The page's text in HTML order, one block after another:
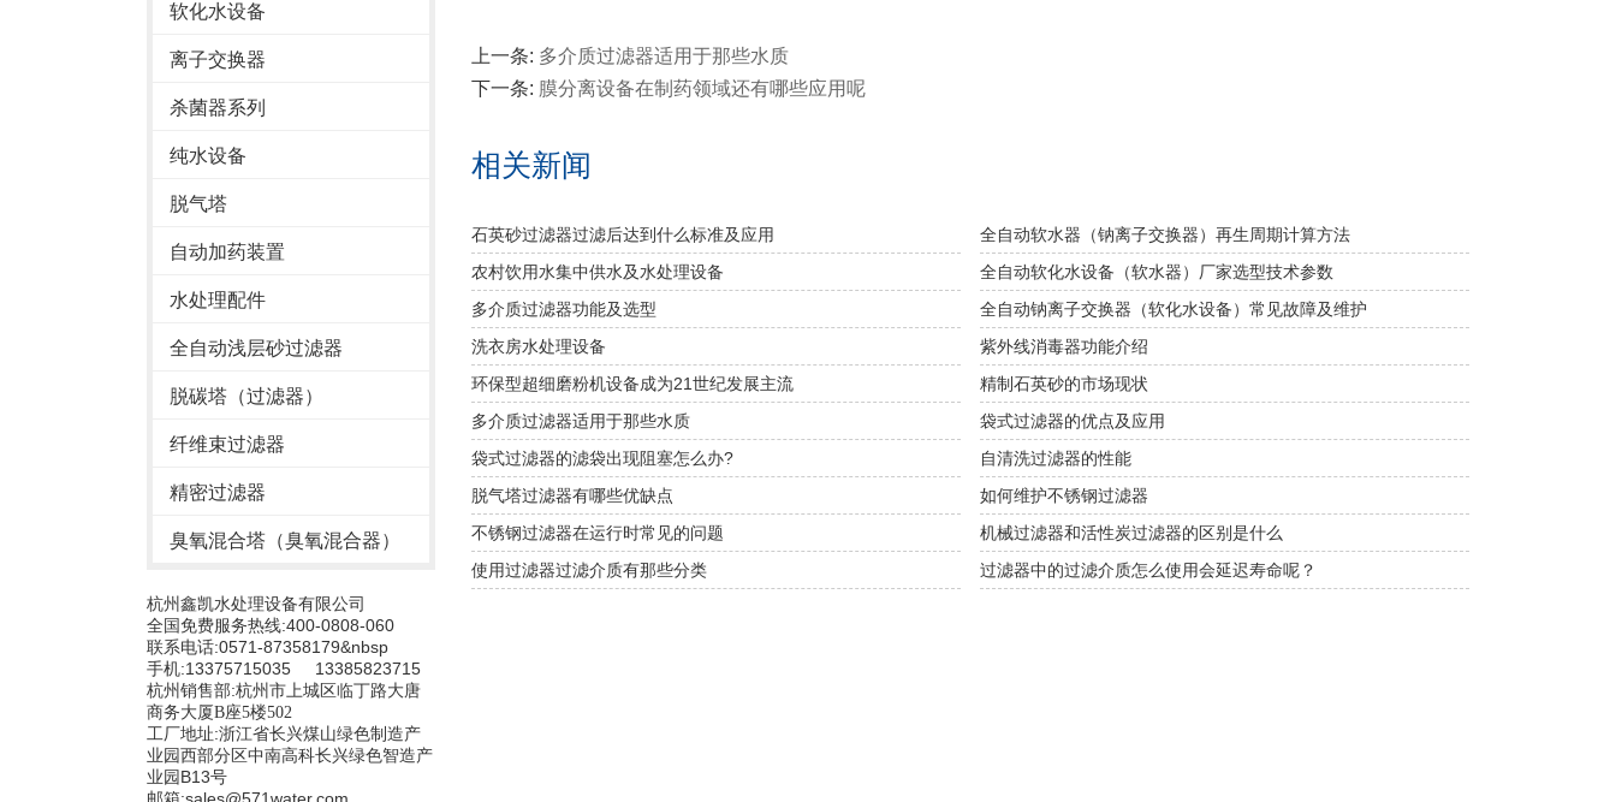
软化水设备
离子交换器
杀菌器系列
纯水设备
脱气塔
自动加药装置
水处理配件
全自动浅层砂过滤器
脱碳塔（过滤器）
纤维束过滤器
精密过滤器
臭氧混合塔（臭氧混合器）
杭州鑫凯水处理设备有限公司
全国免费服务热线:400-0808-060
联系电话:0571-87358179&nbsp
手机:13375715035 13385823715
杭州销售部:杭州市上城区临丁路大唐
商务大厦B座5楼502
工厂地址:浙江省长兴煤山绿色制造产
业园西部分区中南高科长兴绿色智造产
业园B13号
上一条: 多介质过滤器适用于那些水质
下一条: 膜分离设备在制药领域还有哪些应用呢
相关新闻
石英砂过滤器过滤后达到什么标准及应用
全自动软水器（钠离子交换器）再生周期计算方法
农村饮用水集中供水及水处理设备
全自动软化水设备（软水器）厂家选型技术参数
多介质过滤器功能及选型
全自动钠离子交换器（软化水设备）常见故障及维护
洗衣房水处理设备
紫外线消毒器功能介绍
环保型超细磨粉机设备成为21世纪发展主流
精制石英砂的市场现状
多介质过滤器适用于那些水质
袋式过滤器的优点及应用
袋式过滤器的滤袋出现阻塞怎么办?
自清洗过滤器的性能
脱气塔过滤器有哪些优缺点
如何维护不锈钢过滤器
不锈钢过滤器在运行时常见的问题
机械过滤器和活性炭过滤器的区别是什么
使用过滤器过滤介质有那些分类
过滤器中的过滤介质怎么使用会延迟寿命呢？